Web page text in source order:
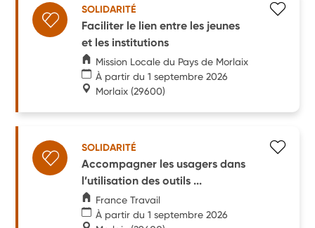
SOLIDARITÉ
Faciliter le lien entre les jeunes
et les institutions
Mission Locale du Pays de Morlaix
À partir du 1 septembre 2026
Morlaix (29600)
SOLIDARITÉ
Accompagner les usagers dans
l’utilisation des outils ...
France Travail
À partir du 1 septembre 2026